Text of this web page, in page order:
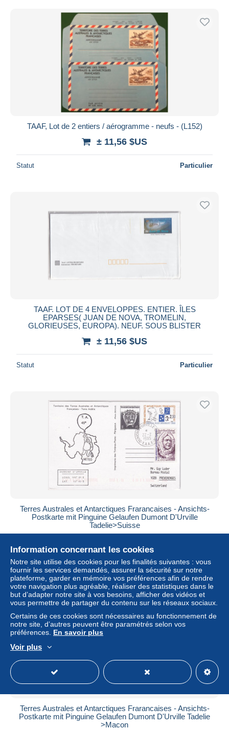
TAAF, Lot de 2 entiers / aérogramme - neufs - (L152)
± 11,56 $US
Statut Particulier
TAAF. LOT DE 4 ENVELOPPES. ENTIER. ÎLES
EPARSES( JUAN DE NOVA, TROMELIN,
GLORIEUSES, EUROPA). NEUF. SOUS BLISTER
± 11,56 $US
Statut Particulier
Terres Australes et Antarctiques Frarancaises - Ansichts-
Postkarte mit Pinguine Gelaufen Dumont D'Urville
Tadelie>Suisse
Statut Particulier
Terres Australes et Antarctiques Frarancaises - Ansichts-
Postkarte mit Pinguine Gelaufen Dumont D'Urville Tadelie
>Macon
Information concernant les cookies
Notre site utilise des cookies pour les finalités suivantes : vous
fournir les services demandés, assurer la sécurité sur notre
plateforme, garder en mémoire vos préférences afin de rendre
votre navigation plus agréable, réaliser des statistiques dans le
but d’adapter notre site à vos besoins, afficher des vidéos et
vous permettre de partager du contenu sur les réseaux sociaux.
Certains de ces cookies sont nécessaires au fonctionnement de
notre site, d’autres peuvent être paramétrés selon vos
préférences. En savoir plus
Voir plus